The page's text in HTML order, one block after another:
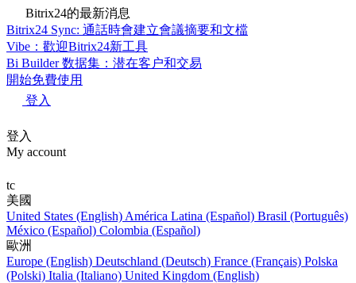
Bitrix24的最新消息
Bitrix24 Sync: 通話時會建立會議摘要和文檔
Vibe：歡迎Bitrix24新工具
Bi Builder 数据集：潜在客户和交易
開始免費使用
登入
登入
My account
tc
美國
United States (English) América Latina (Español) Brasil (Português)
México (Español) Colombia (Español)
歐洲
Europe (English) Deutschland (Deutsch) France (Français) Polska
(Polski) Italia (Italiano) United Kingdom (English)